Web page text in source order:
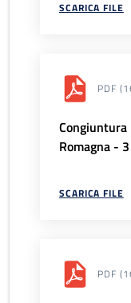
SCARICA FILE
PDF
Romagna -
SCARICA FILE
PDF